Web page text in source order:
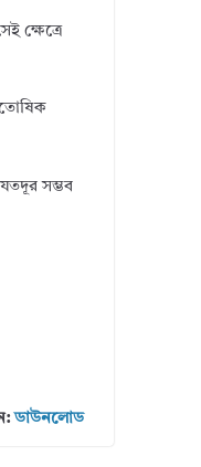
ক্ষেত্রে
যতদূর সম্ভব
ডাউনলোড